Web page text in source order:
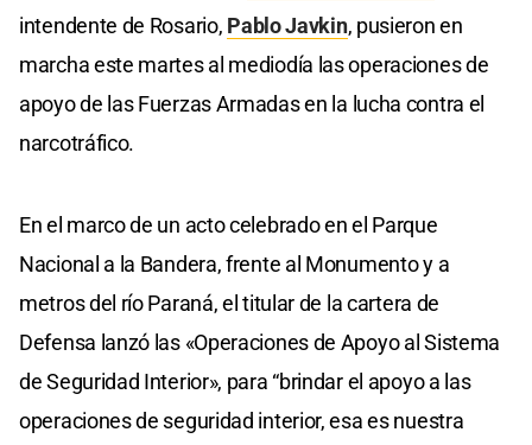
intendente de Rosario, Pablo Javkin, pusieron en
marcha este martes al mediodía las operaciones de
apoyo de las Fuerzas Armadas en la lucha contra el
narcotráfico.
En el marco de un acto celebrado en el Parque
Nacional a la Bandera, frente al Monumento y a
metros del río Paraná, el titular de la cartera de
Defensa lanzó las «Operaciones de Apoyo al Sistema
de Seguridad Interior», para “brindar el apoyo a las
operaciones de seguridad interior, esa es nuestra